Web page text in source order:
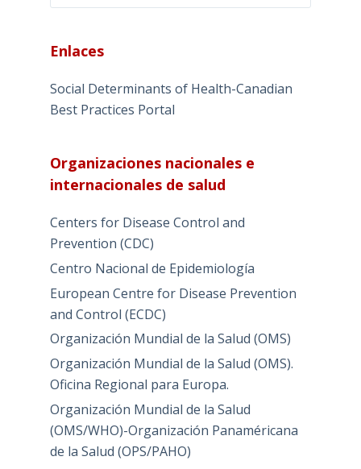
Enlaces
Social Determinants of Health-Canadian
Best Practices Portal
Organizaciones nacionales e
internacionales de salud
Centers for Disease Control and
Prevention (CDC)
Centro Nacional de Epidemiología
European Centre for Disease Prevention
and Control (ECDC)
Organización Mundial de la Salud (OMS)
Organización Mundial de la Salud (OMS).
Oficina Regional para Europa.
Organización Mundial de la Salud
(OMS/WHO)-Organización Panaméricana
de la Salud (OPS/PAHO)